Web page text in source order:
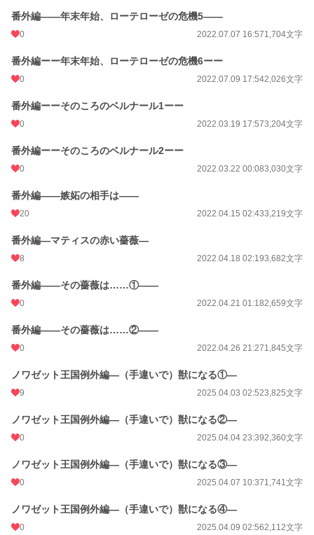
番外編――年末年始、ローテローゼの危機5――
0 2022.07.07 16:571,704文字
番外編ーー年末年始、ローテローゼの危機6ーー
0 2022.07.09 17:542,026文字
番外編ーーそのころのベルナール1ーー
0 2022.03.19 17:573,204文字
番外編ーーそのころのベルナール2ーー
0 2022.03.22 00:083,030文字
番外編――嫉妬の相手は――
20 2022.04.15 02:433,219文字
番外編―マティスの赤い薔薇―
8 2022.04.18 02:193,682文字
番外編――その薔薇は……①――
0 2022.04.21 01:182,659文字
番外編――その薔薇は……②――
0 2022.04.26 21:271,845文字
ノワゼット王国例外編―（手違いで）獣になる①―
9 2025.04.03 02:523,825文字
ノワゼット王国例外編―（手違いで）獣になる②―
0 2025.04.04 23:392,360文字
ノワゼット王国例外編―（手違いで）獣になる③―
0 2025.04.07 10:371,741文字
ノワゼット王国例外編―（手違いで）獣になる④―
0 2025.04.09 02:562,112文字